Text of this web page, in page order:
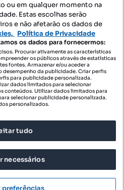
NOS:
NA:
OLX Portugal, S.A.
DE UTILIZAÇÃO
PRIVACIDADE
ou em qualquer momento na
Estas escolhas serão
e não afetarão os dados de
Política de Privacidade
os dados para fornecermos:
Procurar ativamente as características
os públicos através de estatísticas
fontes. Armazenar e/ou aceder a
da publicidade. Criar perfis
para publicidade personalizada.
dados limitados para selecionar
conteúdos. Utilizar dados limitados para
selecionar publicidade personalizada.
personalizados.
tudo
necessários
preferências